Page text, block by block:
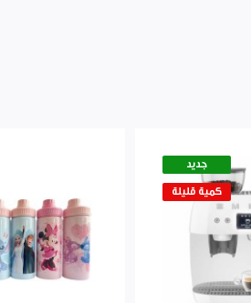
جديد
كمية قليلة